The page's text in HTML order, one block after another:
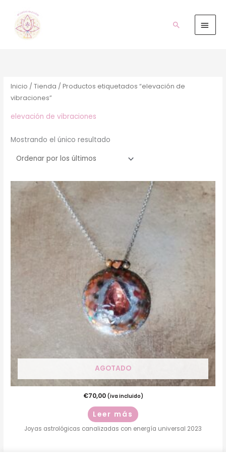
contenido
Buscar
Inicio /Tienda / Productos etiquetados “elevación de
vibraciones”
elevación de vibraciones
Mostrando el único resultado
AGOTADO
€70,00 (iva incluido)
Leer más
Joyas astrológicas canalizadas con energía universal 2023